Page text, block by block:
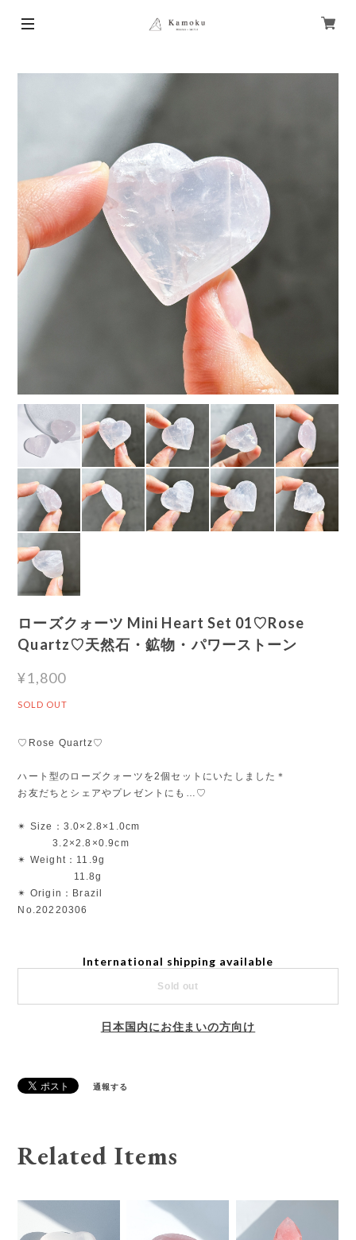
ローズクォーツ Mini Heart Set 01♡Rose
Quartz♡天然石・鉱物・パワーストーン
¥1,800
SOLD OUT
♡Rose Quartz♡
ハート型のローズクォーツを2個セットにいたしました＊
お友だちとシェアやプレゼントにも…♡
✴︎ Size：3.0×2.8×1.0cm
3.2×2.8×0.9cm
✴︎ Weight：11.9g
11.8g
✴︎ Origin：Brazil
No.20220306
International shipping available
Sold out
日本国内にお住まいの方向け
通報する
Related Items